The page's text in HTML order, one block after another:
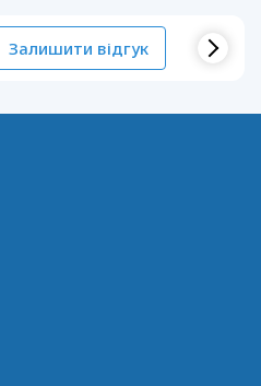
Залишити відгук